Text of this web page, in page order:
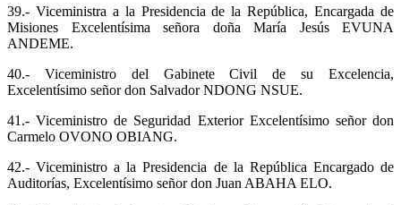
39.- Viceministra a la Presidencia de la República, Encargada de
Misiones Excelentísima señora doña María Jesús EVUNA
ANDEME.
40.- Viceministro del Gabinete Civil de su Excelencia,
Excelentísimo señor don Salvador NDONG NSUE.
41.- Viceministro de Seguridad Exterior Excelentísimo señor don
Carmelo OVONO OBIANG.
42.- Viceministro a la Presidencia de la República Encargado de
Auditorías, Excelentísimo señor don Juan ABAHA ELO.